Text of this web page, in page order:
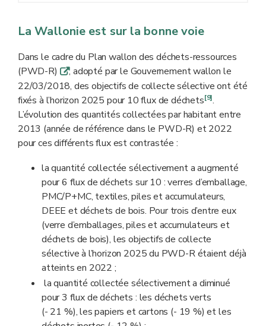
La Wallonie est sur la bonne voie
Dans le cadre du Plan wallon des déchets-ressources
(PWD-R) q, adopté par le Gouvernement wallon le
22/03/2018, des objectifs de collecte sélective ont été
fixés à l’horizon 2025 pour 10 flux de déchets[9].
L’évolution des quantités collectées par habitant entre
2013 (année de référence dans le PWD-R) et 2022
pour ces différents flux est contrastée :
la quantité collectée sélectivement a augmenté
pour 6 flux de déchets sur 10 : verres d’emballage,
PMC/P+MC, textiles, piles et accumulateurs,
DEEE et déchets de bois. Pour trois d’entre eux
(verre d’emballages, piles et accumulateurs et
déchets de bois), les objectifs de collecte
sélective à l’horizon 2025 du PWD-R étaient déjà
atteints en 2022 ;
la quantité collectée sélectivement a diminué
pour 3 flux de déchets : les déchets verts
(- 21 %), les papiers et cartons (- 19 %) et les